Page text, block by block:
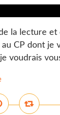
la lecture
CP dont je
voudrais